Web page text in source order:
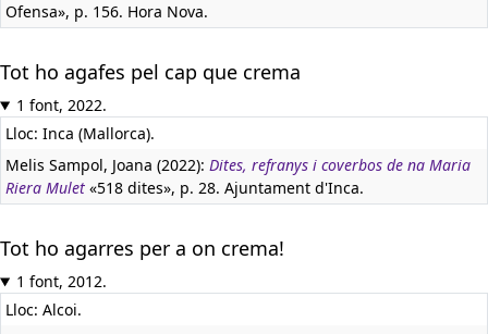
Ofensa», p. 156. Hora Nova.
Tot ho agafes pel cap que crema
1 font, 2022.
Lloc: Inca (Mallorca).
Melis Sampol, Joana (2022): Dites, refranys i coverbos de na Maria
Riera Mulet «518 dites», p. 28. Ajuntament d'Inca.
Tot ho agarres per a on crema!
1 font, 2012.
Lloc: Alcoi.